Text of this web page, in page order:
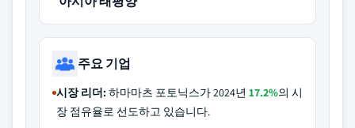
주요 기업
시장 리더:하마마츠 포토닉스가 2024년 17.2%의 시
장 점유율로 선도하고 있습니다.